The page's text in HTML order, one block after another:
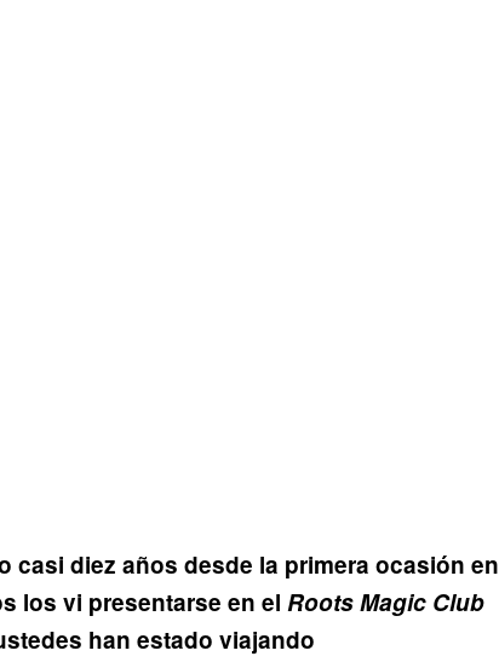
casi diez años desde la primera ocasión en
los vi presentarse en el Roots Magic Club
han estado viajando